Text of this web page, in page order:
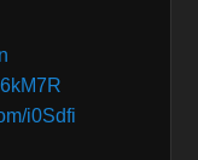
i0Sdfi